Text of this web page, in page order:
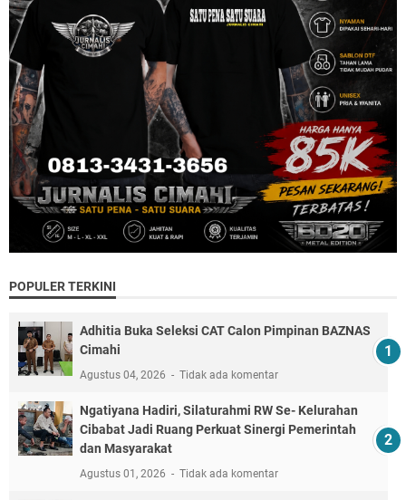
POPULER TERKINI
Adhitia Buka Seleksi CAT Calon Pimpinan BAZNAS
Cimahi
Agustus 04, 2026 Tidak ada komentar
Ngatiyana Hadiri, Silaturahmi RW Se- Kelurahan
Cibabat Jadi Ruang Perkuat Sinergi Pemerintah
dan Masyarakat
Agustus 01, 2026 Tidak ada komentar